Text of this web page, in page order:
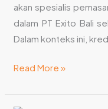
akan spesialis
dalam PT Exito Bali
Dalam konteks ini,
Read More »